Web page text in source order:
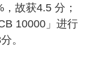
故获4.5 分；
10000」进行
。